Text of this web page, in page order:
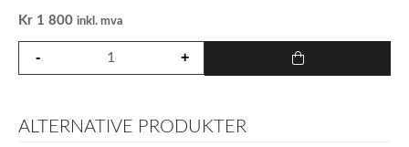
Kr 1 800 inkl. mva
ALTERNATIVE PRODUKTER